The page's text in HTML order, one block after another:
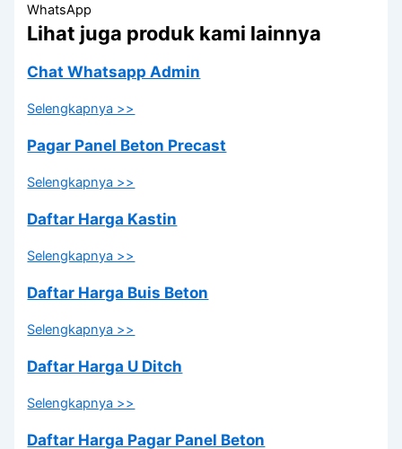
WhatsApp
Lihat juga produk kami lainnya
Chat Whatsapp Admin
Selengkapnya >>
Pagar Panel Beton Precast
Selengkapnya >>
Daftar Harga Kastin
Selengkapnya >>
Daftar Harga Buis Beton
Selengkapnya >>
Daftar Harga U Ditch
Selengkapnya >>
Daftar Harga Pagar Panel Beton